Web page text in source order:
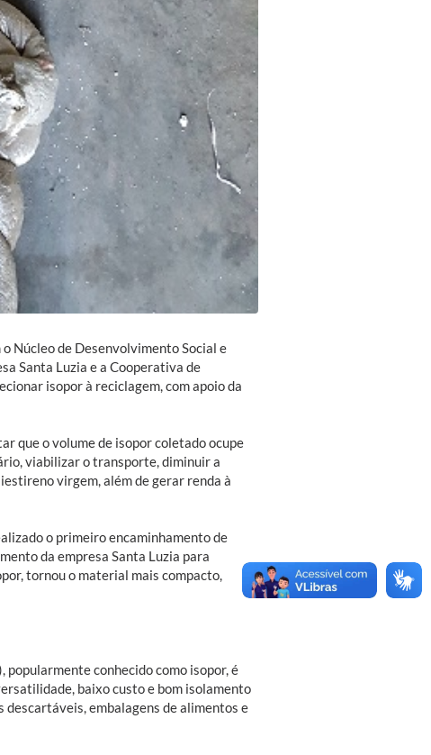
Núcleo de Desenvolvimento Social e
Santa Luzia e a Cooperativa de
isopor à reciclagem, com apoio da
que o volume de isopor coletado ocupe
viabilizar o transporte, diminuir a
virgem, além de gerar renda à
o primeiro encaminhamento de
da empresa Santa Luzia para
tornou o material mais compacto,
popularmente conhecido como isopor, é
baixo custo e bom isolamento
descartáveis, embalagens de alimentos e